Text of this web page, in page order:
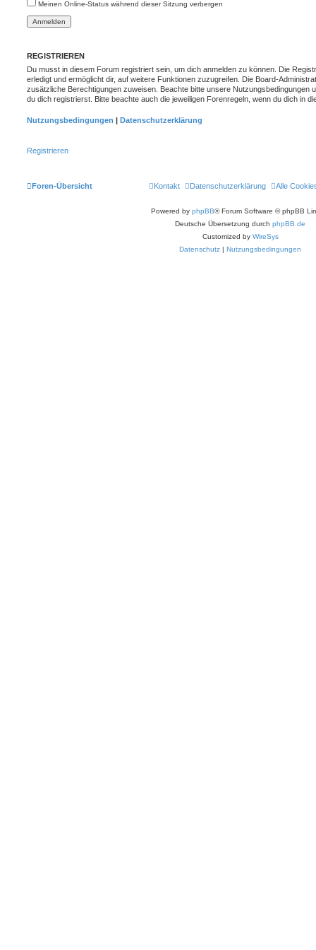
Meinen Online-Status während dieser Sitzung verbergen
REGISTRIEREN
Du musst in diesem Forum registriert sein, um dich anmelden zu können. Die
erledigt und ermöglicht dir, auf weitere Funktionen zuzugreifen. Die Board-
zusätzliche Berechtigungen zuweisen. Beachte bitte unsere Nutzungsbedingungen
du dich registrierst. Bitte beachte auch die jeweiligen Forenregeln, wenn du dich in
Nutzungsbedingungen Datenschutzerklärung
Registrieren
Foren-Übersicht Alle
Datenschutzerklärung
Kontakt
Powered by phpBB® Forum Software © phpBB
Deutsche Übersetzung durch phpBB.de
Customized by WireSys
Datenschutz
Nutzungsbedingungen